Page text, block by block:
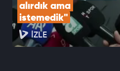
alırdık ama
istemedik"
İZLE